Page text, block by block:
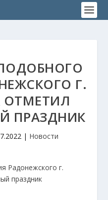
Г.
ОТМЕТИЛ
ПРАЗДНИК
| Новости